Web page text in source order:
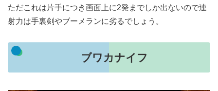
ただこれは片手につき画面上に2発までしか出ないので連
射力は手裏剣やブーメランに劣るでしょう。
ブワカナイフ